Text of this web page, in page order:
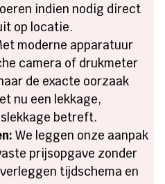
indien nodig direct
op locatie.
moderne apparatuur
camera of drukmeter
de exacte oorzaak
nu een lekkage,
betreft.
We leggen onze aanpak
prijsopgave zonder
tijdschema en